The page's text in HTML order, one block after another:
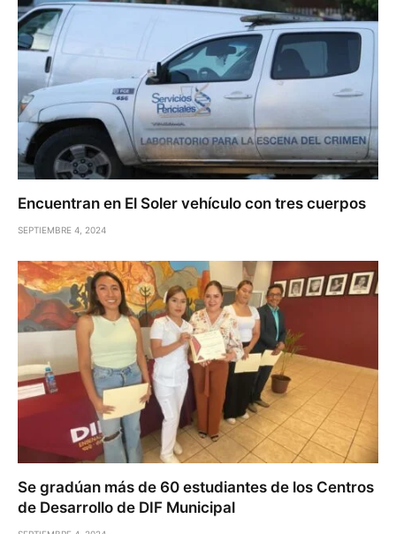
Encuentran en El Soler vehículo con tres cuerpos
SEPTIEMBRE 4, 2024
Se gradúan más de 60 estudiantes de los Centros
de Desarrollo de DIF Municipal